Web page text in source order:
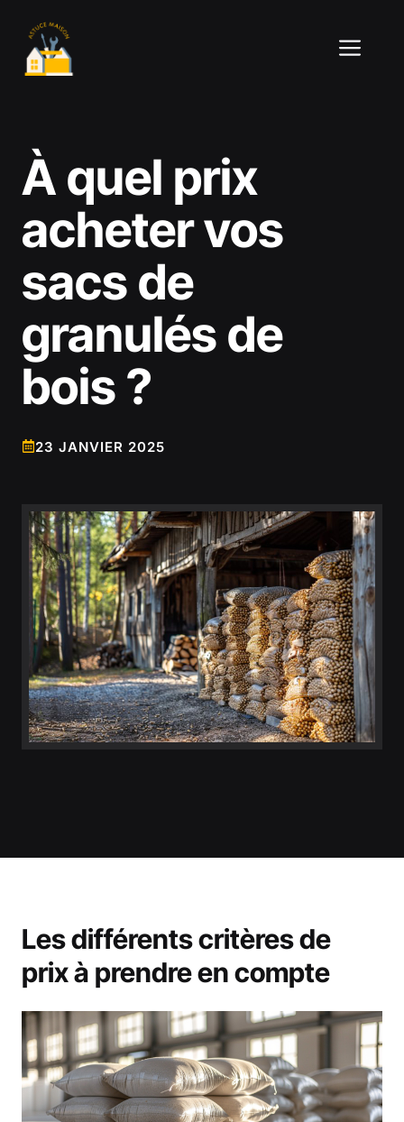
contenu
À quel prix
acheter vos
sacs de
granulés de
bois ?
23 JANVIER 2025
Les différents critères de
prix à prendre en compte